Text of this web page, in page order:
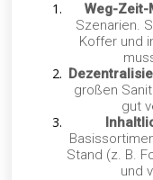
Weg-Zeit-
Szenarien.
Koffer und
großen
gut
Stand (z. B.
und